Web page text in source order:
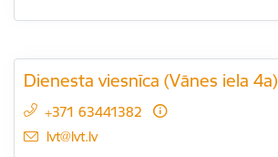
Dienesta viesnīca (Vānes iela 4a)
+371 63441382
E-pasts:
lvt@lvt.lv